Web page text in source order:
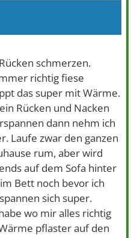
schmerzen.
richtig fiese
das super mit Wärme.
Rücken und Nacken
dann nehm ich
Laufe zwar den ganzen
rum, aber wird
auf dem Sofa hinter
Bett noch bevor ich
sich super.
wo mir alles richtig
pflaster auf den